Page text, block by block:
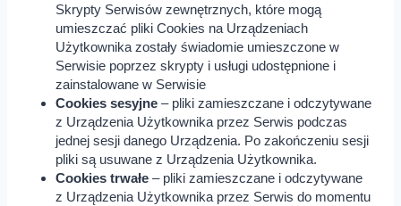
Skrypty Serwisów zewnętrznych, które mogą
umieszczać pliki Cookies na Urządzeniach
Użytkownika zostały świadomie umieszczone w
Serwisie poprzez skrypty i usługi udostępnione i
zainstalowane w Serwisie
Cookies sesyjne – pliki zamieszczane i odczytywane
z Urządzenia Użytkownika przez Serwis podczas
jednej sesji danego Urządzenia. Po zakończeniu sesji
pliki są usuwane z Urządzenia Użytkownika.
Cookies trwałe – pliki zamieszczane i odczytywane
z Urządzenia Użytkownika przez Serwis do momentu